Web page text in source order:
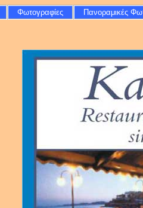
Φωτογραφίες Πανοραμικές